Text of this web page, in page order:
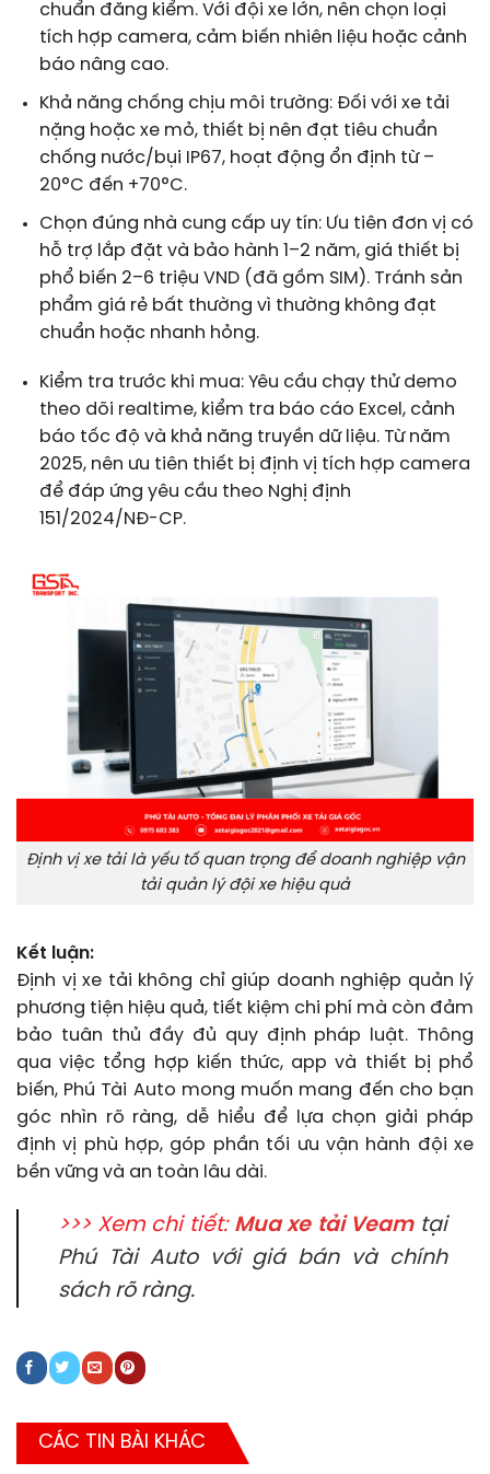
chuẩn đăng kiểm. Với đội xe lớn, nên chọn loại
tích hợp camera, cảm biến nhiên liệu hoặc cảnh
báo nâng cao.
Khả năng chống chịu môi trường: Đối với xe tải
nặng hoặc xe mỏ, thiết bị nên đạt tiêu chuẩn
chống nước/bụi IP67, hoạt động ổn định từ –
20°C đến +70°C.
Chọn đúng nhà cung cấp uy tín: Ưu tiên đơn vị có
hỗ trợ lắp đặt và bảo hành 1–2 năm, giá thiết bị
phổ biến 2–6 triệu VND (đã gồm SIM). Tránh sản
phẩm giá rẻ bất thường vì thường không đạt
chuẩn hoặc nhanh hỏng.
Kiểm tra trước khi mua: Yêu cầu chạy thử demo
theo dõi realtime, kiểm tra báo cáo Excel, cảnh
báo tốc độ và khả năng truyền dữ liệu. Từ năm
2025, nên ưu tiên thiết bị định vị tích hợp camera
để đáp ứng yêu cầu theo Nghị định
151/2024/NĐ-CP.
Định vị xe tải là yếu tố quan trọng để doanh nghiệp vận
tải quản lý đội xe hiệu quả
Kết luận:
Định vị xe tải không chỉ giúp doanh nghiệp quản lý
phương tiện hiệu quả, tiết kiệm chi phí mà còn đảm
bảo tuân thủ đầy đủ quy định pháp luật. Thông
qua việc tổng hợp kiến thức, app và thiết bị phổ
biến, Phú Tài Auto mong muốn mang đến cho bạn
góc nhìn rõ ràng, dễ hiểu để lựa chọn giải pháp
định vị phù hợp, góp phần tối ưu vận hành đội xe
bền vững và an toàn lâu dài.
>>> Xem chi tiết: Mua xe tải Veamtại
Phú Tài Auto với giá bán và chính
sách rõ ràng.
CÁC TIN BÀI KHÁC